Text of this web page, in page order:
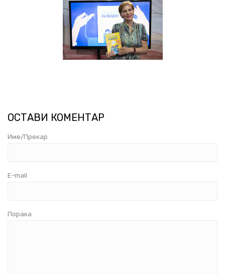
ОСТАВИ КОМЕНТАР
Име/Прекар
E-mail
Порака